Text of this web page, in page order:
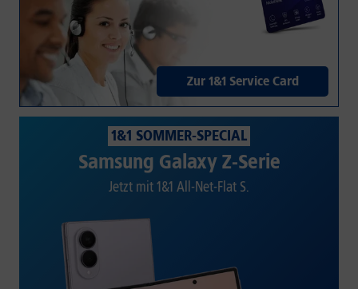
Zur 1&1 Service Card
1&1 SOMMER-SPECIAL
Samsung Galaxy Z-Serie
Jetzt mit 1&1 All-Net-Flat S.